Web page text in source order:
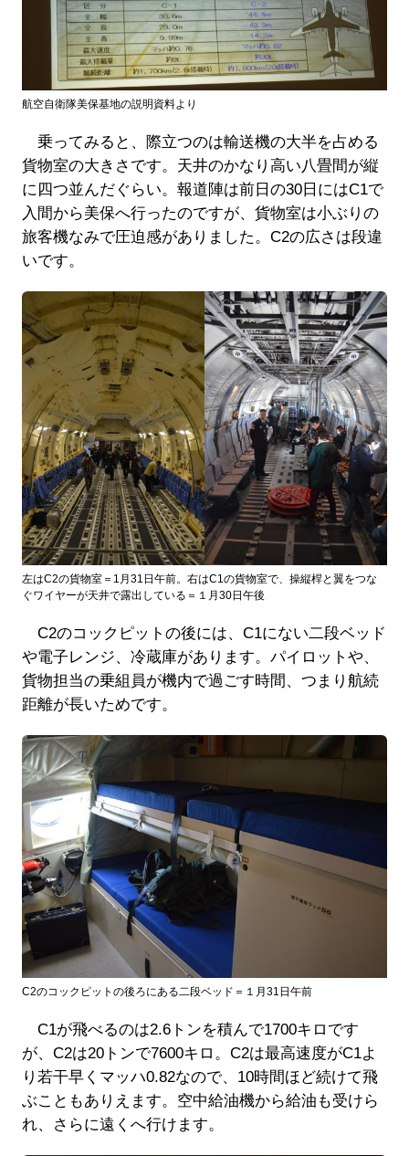
航空自衛隊美保基地の説明資料より
乗ってみると、際立つのは輸送機の大半を占める
貨物室の大きさです。天井のかなり高い八畳間が縦
に四つ並んだぐらい。報道陣は前日の30日にはC1で
入間から美保へ行ったのですが、貨物室は小ぶりの
旅客機なみで圧迫感がありました。C2の広さは段違
いです。
左はC2の貨物室＝1月31日午前。右はC1の貨物室で、操縦桿と翼をつな
ぐワイヤーが天井で露出している＝１月30日午後
C2のコックピットの後には、C1にない二段ベッド
や電子レンジ、冷蔵庫があります。パイロットや、
貨物担当の乗組員が機内で過ごす時間、つまり航続
距離が長いためです。
C2のコックピットの後ろにある二段ベッド＝１月31日午前
C1が飛べるのは2.6トンを積んで1700キロです
が、C2は20トンで7600キロ。C2は最高速度がC1よ
り若干早くマッハ0.82なので、10時間ほど続けて飛
ぶこともありえます。空中給油機から給油も受けら
れ、さらに遠くへ行けます。